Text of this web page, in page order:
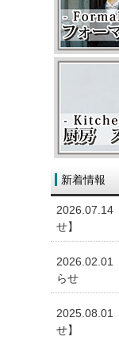
新着情報
2026.07.14
せ】
2026.02.01
らせ
2025.08.01
せ】